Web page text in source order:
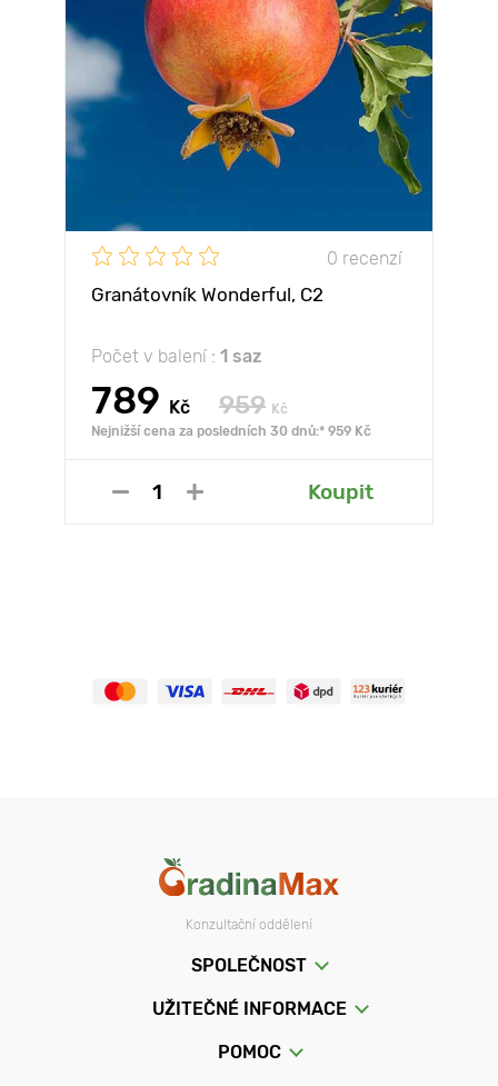
0 recenzí
Granátovník Wonderful, С2
Počet v balení : 1 saz
789 Kč 959 Kč
Nejnižší cena za posledních 30 dnů:* 959 Kč
Koupit
Konzultační oddělení
SPOLEČNOST
UŽITEČNÉ INFORMACE
POMOC